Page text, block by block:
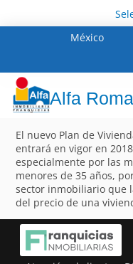
México
Alfa
El nuevo Plan de
entrará en vigor en
especialmente por las
menores de 35 años,
sector inmobiliario que
del precio de una